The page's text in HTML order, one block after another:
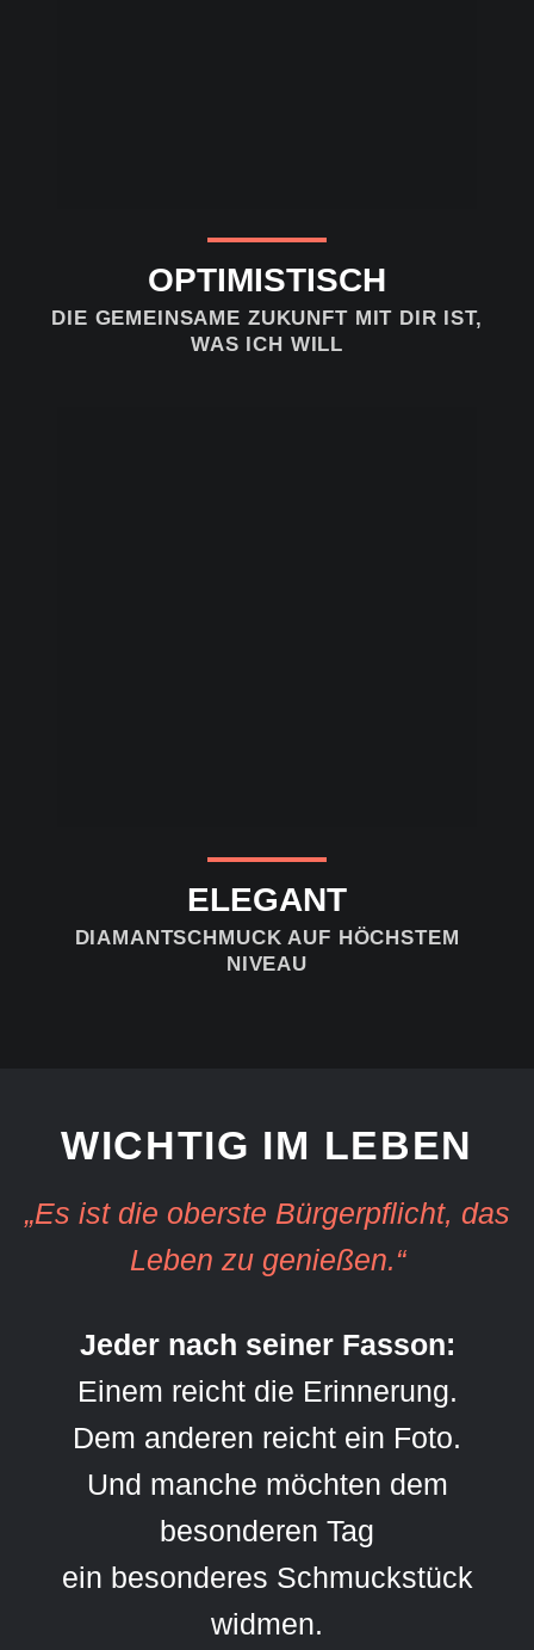
OPTIMISTISCH
DIE GEMEINSAME ZUKUNFT MIT DIR IST,
WAS ICH WILL
ELEGANT
DIAMANTSCHMUCK AUF HÖCHSTEM
NIVEAU
WICHTIG IM LEBEN
„Es ist die oberste Bürgerpflicht, das
Leben zu genießen.“
Jeder nach seiner Fasson:
Einem reicht die Erinnerung.
Dem anderen reicht ein Foto.
Und manche möchten dem
besonderen Tag
ein besonderes Schmuckstück
widmen.